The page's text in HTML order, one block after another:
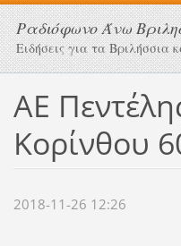
Ραδιόφωνο Άνω
Ειδήσεις για τα Βριλήσσια
ΑΕ
Κορίνθου
2018-11-26 12:26